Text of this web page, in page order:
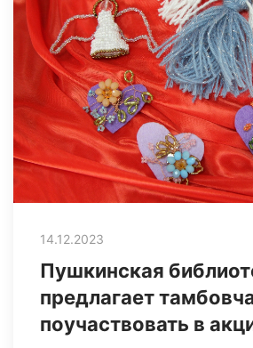
14.12.2023
Пушкинская
предлагает
поучаствовать в